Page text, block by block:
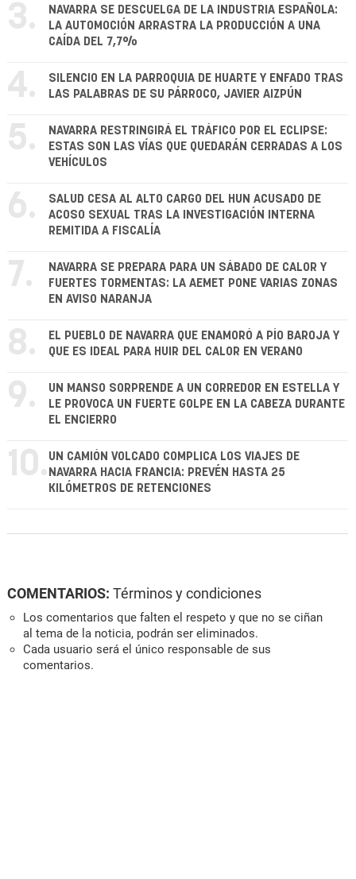
3.
NAVARRA SE DESCUELGA DE LA INDUSTRIA ESPAÑOLA:
LA AUTOMOCIÓN ARRASTRA LA PRODUCCIÓN A UNA
CAÍDA DEL 7,7%
4.
SILENCIO EN LA PARROQUIA DE HUARTE Y ENFADO TRAS
LAS PALABRAS DE SU PÁRROCO, JAVIER AIZPÚN
5.
NAVARRA RESTRINGIRÁ EL TRÁFICO POR EL ECLIPSE:
ESTAS SON LAS VÍAS QUE QUEDARÁN CERRADAS A LOS
VEHÍCULOS
6.
SALUD CESA AL ALTO CARGO DEL HUN ACUSADO DE
ACOSO SEXUAL TRAS LA INVESTIGACIÓN INTERNA
REMITIDA A FISCALÍA
7.
NAVARRA SE PREPARA PARA UN SÁBADO DE CALOR Y
FUERTES TORMENTAS: LA AEMET PONE VARIAS ZONAS
EN AVISO NARANJA
8.
EL PUEBLO DE NAVARRA QUE ENAMORÓ A PÍO BAROJA Y
QUE ES IDEAL PARA HUIR DEL CALOR EN VERANO
9.
UN MANSO SORPRENDE A UN CORREDOR EN ESTELLA Y
LE PROVOCA UN FUERTE GOLPE EN LA CABEZA DURANTE
EL ENCIERRO
10. UN CAMIÓN VOLCADO COMPLICA LOS VIAJES DE
NAVARRA HACIA FRANCIA: PREVÉN HASTA 25
KILÓMETROS DE RETENCIONES
COMENTARIOS: Términos y condiciones
Los comentarios que falten el respeto y que no se ciñan
al tema de la noticia, podrán ser eliminados.
Cada usuario será el único responsable de sus
comentarios.